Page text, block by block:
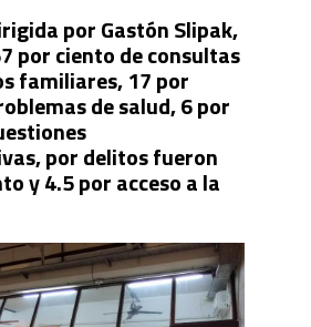
por Gastón Slipak,
por ciento de consultas
familiares, 17 por
de salud, 6 por
por delitos fueron
y 4.5 por acceso a la